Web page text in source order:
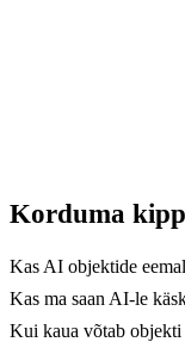
Korduma
Kas AI objektide
Kas ma saan AI-le
Kui kaua võtab objekti